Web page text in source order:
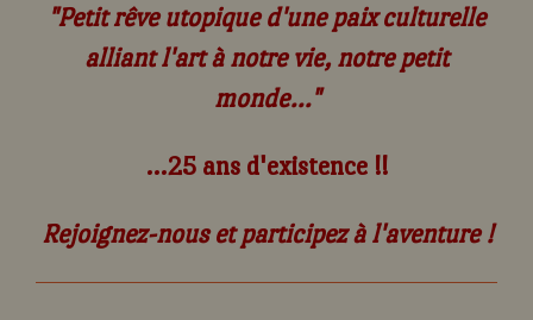
"Petit rêve utopique d'une paix culturelle
alliant l'art à notre vie, notre petit
monde..."
...25 ans d'existence !!
Rejoignez-nous et participez à l'aventure !